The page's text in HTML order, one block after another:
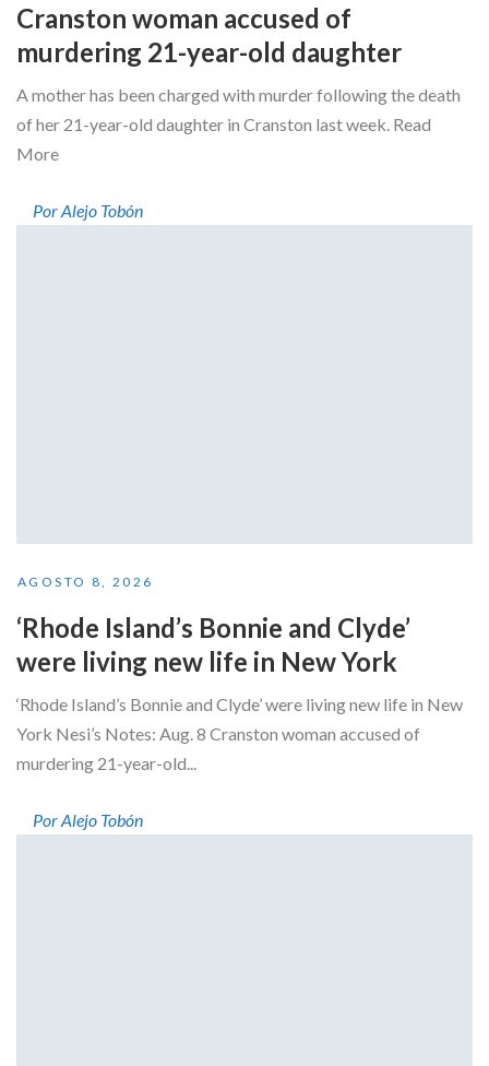
Cranston woman accused of
murdering 21-year-old daughter
A mother has been charged with murder following the death
of her 21-year-old daughter in Cranston last week. Read
More
Por Alejo Tobón
AGOSTO 8, 2026
‘Rhode Island’s Bonnie and Clyde’
were living new life in New York
‘Rhode Island’s Bonnie and Clyde’ were living new life in New
York Nesi’s Notes: Aug. 8 Cranston woman accused of
murdering 21-year-old...
Por Alejo Tobón